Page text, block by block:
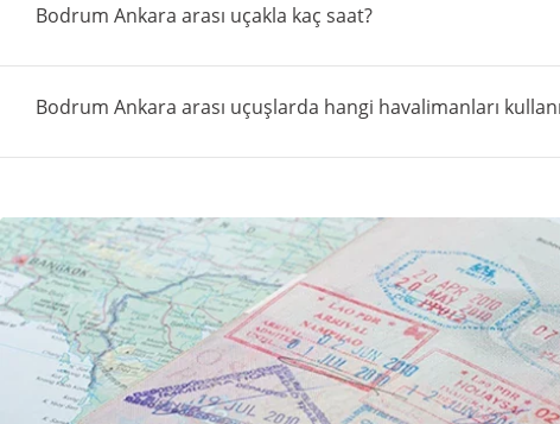
Bodrum Ankara arası uçakla kaç saat?
Bodrum Ankara arası uçuşlarda hangi havalimanları